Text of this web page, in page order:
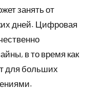
занять от
дней. Цифровая
в то время как
для больших